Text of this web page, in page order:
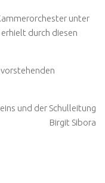
unter
durch diesen
und der Schulleitung
Birgit Sibora